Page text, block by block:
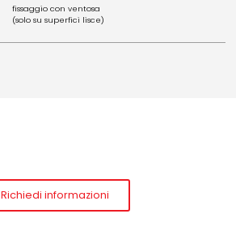
fissaggio con ventosa
(solo su superfici lisce)
Richiedi informazioni